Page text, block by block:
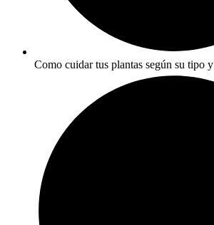
Como cuidar tus plantas según su tipo